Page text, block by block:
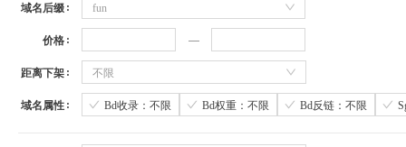
域名后缀 fun
价格
距离下架 不限
域名属性 Bd收录：不限 Bd权重：不限 Bd反链：不限